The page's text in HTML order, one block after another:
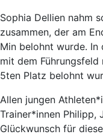
Sophia Dellien nahm
zusammen, der am
Min belohnt wurde. In
mit dem
5ten Platz belohnt
Allen jungen
Trainer*innen Philipp,
Glückwunsch für